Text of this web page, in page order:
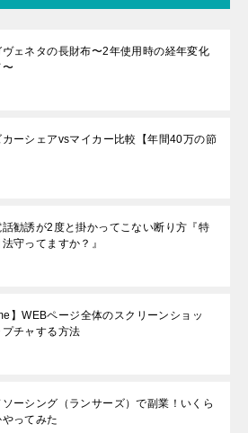
ヴェネタの長財布〜2年使用時の経年変化
〜
カーシェアvsマイカー比較【年間40万の節
勧誘が2度と掛かってこない断り方『特
守ってますか？』
】WEBページ全体のスクリーンショッ
プチャする方法
ソーシング（ランサーズ）で副業！いくら
ってみた